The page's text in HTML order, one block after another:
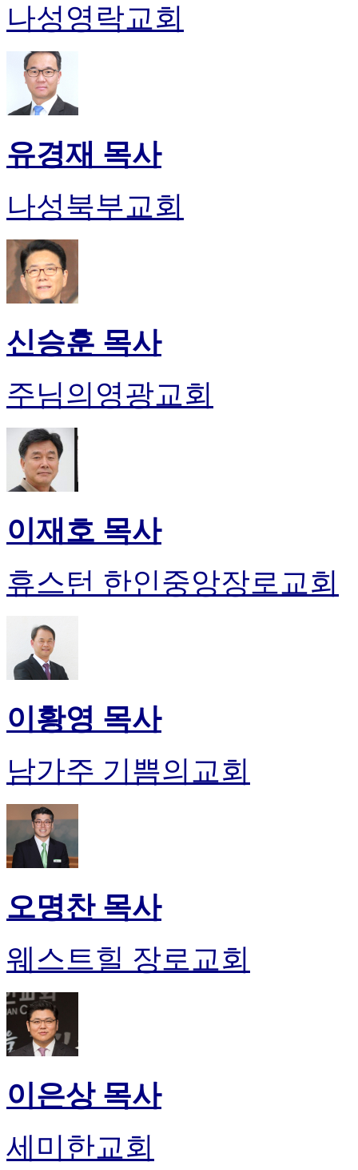
나성영락교회
유경재 목사
나성북부교회
신승훈 목사
주님의영광교회
이재호 목사
휴스턴 한인중앙장로교회
이황영 목사
남가주 기쁨의교회
오명찬 목사
웨스트힐 장로교회
이은상 목사
세미한교회